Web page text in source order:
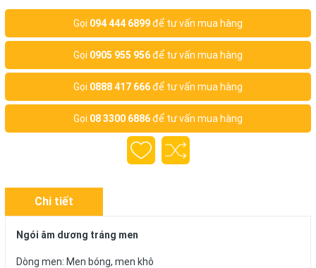
Gọi 094 444 6899để tư vấn mua hàng
Gọi 0905 955 956để tư vấn mua hàng
Gọi 0888 417 666để tư vấn mua hàng
Gọi 08 3300 6886để tư vấn mua hàng
Chi tiết
Ngói âm dương tráng men
Dòng men: Men bóng, men khô